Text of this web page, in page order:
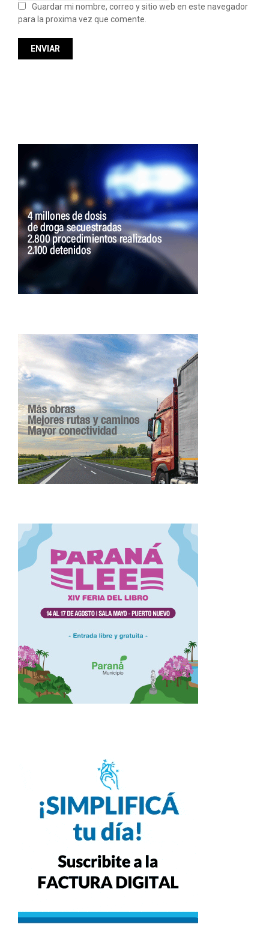
Guardar mi nombre, correo y sitio web en este navegador
para la proxima vez que comente.